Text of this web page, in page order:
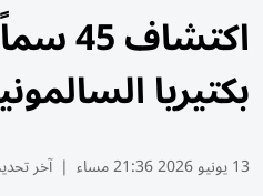
بكتيريا
13 يونيو 2026 21:36 مساء | آخر